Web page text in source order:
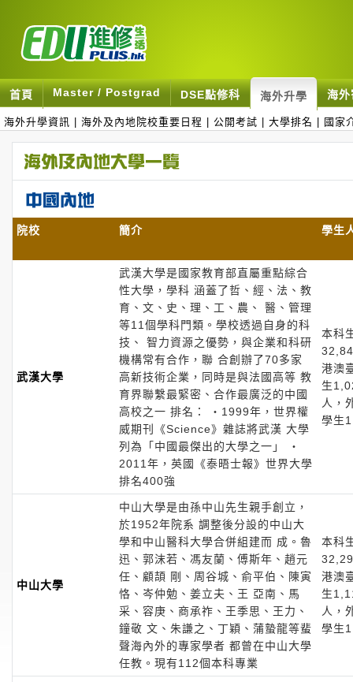
首頁 Master / Postgrad DSE點修科 海外升學 海
海外升學資訊 海外及內地院校重要日程 公開考試 大學排名 國家
院校 簡介 學生
武漢大學
武漢大學是國家教育部直屬重點綜合
性大學，學科 涵蓋了哲、經、法、教
育、文、史、理、工、農、 醫、管理
等11個學科門類。學校透過自身的科
技、 智力資源之優勢，與企業和科研
機構常有合作，聯 合創辦了70多家
高新技術企業，同時是與法國高等 教
育界聯繫最緊密、合作最廣泛的中國
高校之一 排名： ‧1999年，世界權
威期刊《Science》雜誌將武漢 大學
列為「中國最傑出的大學之一」 ‧
2011年，英國《泰晤士報》世界大學
排名400強
本科
港澳
生
人，
學生
中山大學
中山大學是由孫中山先生親手創立，
於1952年院系 調整後分設的中山大
學和中山醫科大學合併組建而 成。魯
迅、郭沫若、馮友蘭、傅斯年、趙元
任、顧頡 剛、周谷城、俞平伯、陳寅
恪、岑仲勉、姜立夫、王 亞南、馬
采、容庚、商承祚、王季思、王力、
鐘敬 文、朱謙之、丁穎、蒲蟄龍等蜚
聲海內外的專家學者 都曾在中山大學
任教。現有112個本科專業
本科
港澳
生
人，
學生